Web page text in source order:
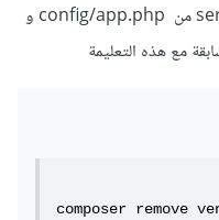
كما يجب حذف تعريف service provider من config/app.php و
مع هذه التعليمة
composer remove